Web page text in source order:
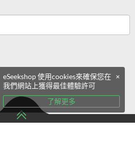
×
eSeekshop 使用cookies來確保您在
我們網站上獲得最佳體驗許可
了解更多